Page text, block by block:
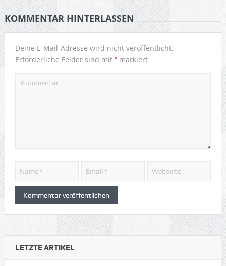
KOMMENTAR HINTERLASSEN
Deine E-Mail-Adresse wird nicht veröffentlicht.
Erforderliche Felder sind mit *markiert
LETZTE ARTIKEL